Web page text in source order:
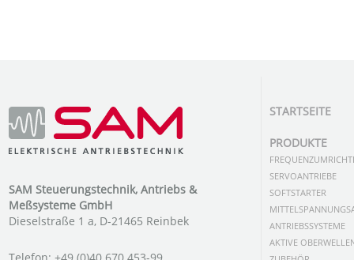
SAM Steuerungstechnik, Antriebs &
Meßsysteme GmbH
Dieselstraße 1 a, D-21465 Reinbek
STARTSEITE
PRODUKTE
SERVOANTRIEBE
SOFTSTARTER
ANTRIEBSSYSTEME
AKTIVE